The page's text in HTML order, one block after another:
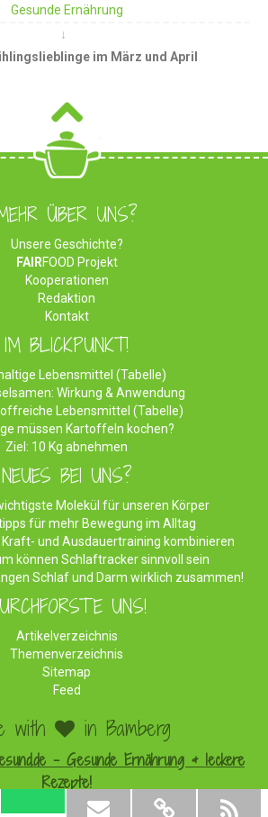
Gesunde Ernährung
im März und April
ÜBER UNS?
Unsere Geschichte?
FAIRFOOD Projekt
Kooperationen
Redaktion
Kontakt
IM BLICKPUNKT!
Lebensmittel (Tabelle)
Wirkung & Anwendung
Lebensmittel (Tabelle)
müssen Kartoffeln kochen?
Ziel: 10 Kg abnehmen
NEUES BEI UNS?
Molekül für unseren Körper
für mehr Bewegung im Alltag
und Ausdauertraining kombinieren
können Schlaftracker sinnvoll sein
Schlaf und Darm wirklich zusammen!
UNS!
Artikelverzeichnis
Themenverzeichnis
Sitemap
Feed
with in Bamberg
- Gesunde Ernährung & leckere
Rezepte!
Datenschutz Werben